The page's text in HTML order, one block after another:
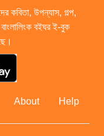
কবিতা, উপন্যাস, গল্প,
বইঘর ই-বুক
About Help